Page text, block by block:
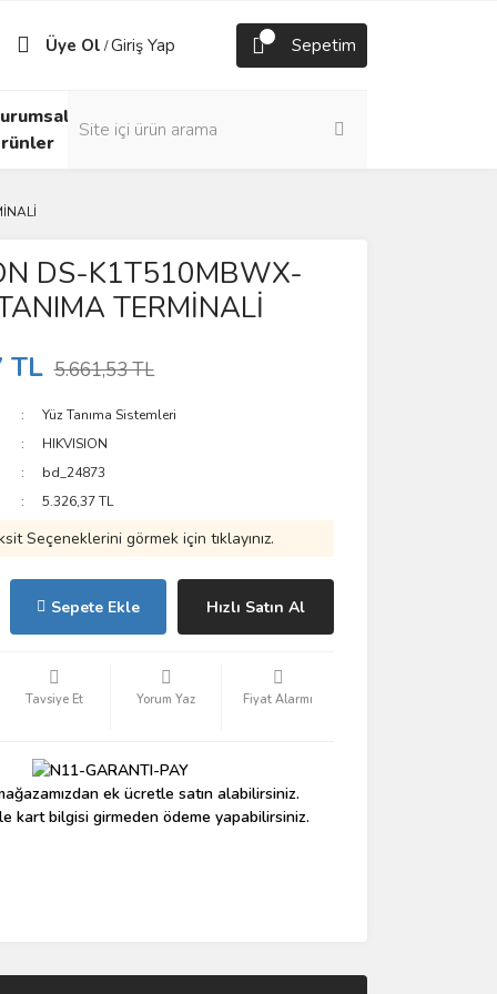
Üye Ol /Giriş Yap Sepetim
DS-K1T510MBWX-
TERMİNALİ
TL 5.661,53 TL
Yüz Tanıma Sistemleri
HIKVISION
bd_24873
5.326,37 TL
Seçeneklerini görmek için tıklayınız.
Sepete Ekle Hızlı Satın Al
Tavsiye Et Yorum Yaz Fiyat Alarmı
ek ücretle satın alabilirsiniz.
kart bilgisi girmeden ödeme yapabilirsiniz.